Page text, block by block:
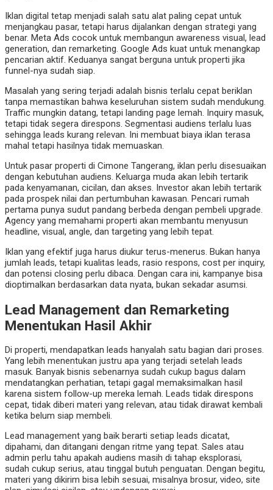
Iklan digital tetap menjadi salah satu alat paling cepat untuk
menjangkau pasar, tetapi harus dijalankan dengan strategi yang
benar. Meta Ads cocok untuk membangun awareness visual, lead
generation, dan remarketing. Google Ads kuat untuk menangkap
pencarian aktif. Keduanya sangat berguna untuk properti jika
funnel-nya sudah siap.
Masalah yang sering terjadi adalah bisnis terlalu cepat beriklan
tanpa memastikan bahwa keseluruhan sistem sudah mendukung.
Traffic mungkin datang, tetapi landing page lemah. Inquiry masuk,
tetapi tidak segera direspons. Segmentasi audiens terlalu luas
sehingga leads kurang relevan. Ini membuat biaya iklan terasa
mahal tetapi hasilnya tidak memuaskan.
Untuk pasar properti di Cimone Tangerang, iklan perlu disesuaikan
dengan kebutuhan audiens. Keluarga muda akan lebih tertarik
pada kenyamanan, cicilan, dan akses. Investor akan lebih tertarik
pada prospek nilai dan pertumbuhan kawasan. Pencari rumah
pertama punya sudut pandang berbeda dengan pembeli upgrade.
Agency yang memahami properti akan membantu menyusun
headline, visual, angle, dan targeting yang lebih tepat.
Iklan yang efektif juga harus diukur terus-menerus. Bukan hanya
jumlah leads, tetapi kualitas leads, rasio respons, cost per inquiry,
dan potensi closing perlu dibaca. Dengan cara ini, kampanye bisa
dioptimalkan berdasarkan data nyata, bukan sekadar asumsi.
Lead Management dan Remarketing
Menentukan Hasil Akhir
Di properti, mendapatkan leads hanyalah satu bagian dari proses.
Yang lebih menentukan justru apa yang terjadi setelah leads
masuk. Banyak bisnis sebenarnya sudah cukup bagus dalam
mendatangkan perhatian, tetapi gagal memaksimalkan hasil
karena sistem follow-up mereka lemah. Leads tidak direspons
cepat, tidak diberi materi yang relevan, atau tidak dirawat kembali
ketika belum siap membeli.
Lead management yang baik berarti setiap leads dicatat,
dipahami, dan ditangani dengan ritme yang tepat. Sales atau
admin perlu tahu apakah audiens masih di tahap eksplorasi,
sudah cukup serius, atau tinggal butuh penguatan. Dengan begitu,
materi yang dikirim bisa lebih sesuai, misalnya brosur, video, site